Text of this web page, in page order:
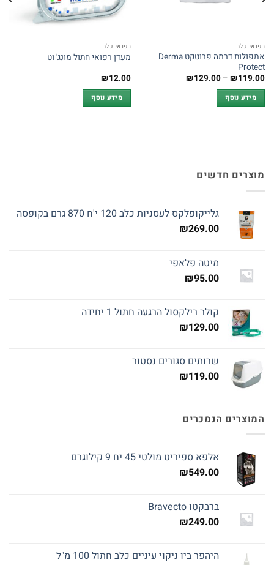
רפואי כלב
אמפולות דרמה פרוטקט Derma
Protect
₪119.00
–
₪129.00 טווח
מידע נוסף
רפואי כלב
מעדן רפואי חתול מונג' וט
₪12.00
מידע נוסף
מוצרים חדשים
גלייקופלקס לעסניות כלב 120 י'ח 870 גרם בקופסה
₪269.00
מיטה פלאפי
₪95.00
קולר רילקסול הרגעה חתול 1 יחידה
₪129.00
שרותים סגורים נסטור
₪119.00
המוצרים הנמכרים
אלפא ספיריט מולטי 45 יח 9 קילוגרם
₪549.00
ברבקטו Bravecto
₪249.00
היהפר ביו ניקוי עיניים כלב חתול 100 מ"ל